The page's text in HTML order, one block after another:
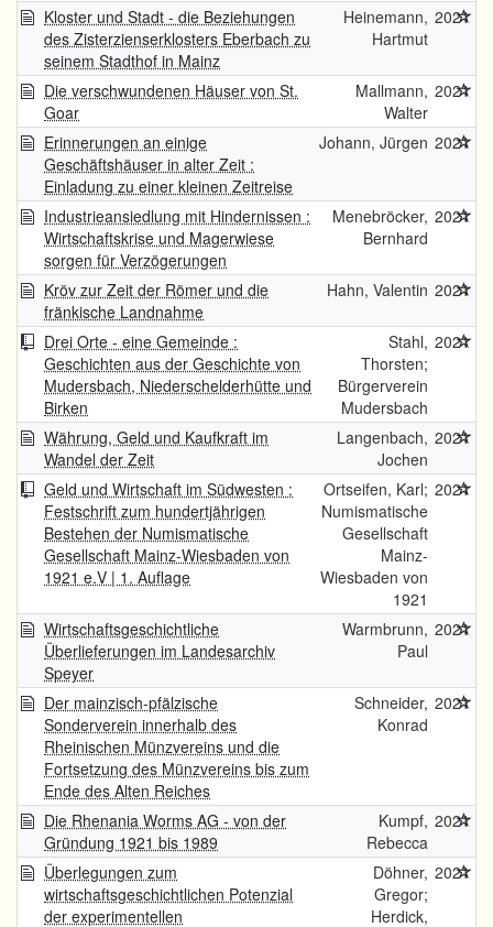
Kloster und Stadt - die Beziehungen
des Zisterzienserklosters Eberbach zu
seinem Stadthof in Mainz
Heinemann,
Hartmut
2021
Die verschwundenen Häuser von St.
Goar
Mallmann,
Walter
2021
Erinnerungen an einige
Geschäftshäuser in alter Zeit :
Einladung zu einer kleinen Zeitreise
Johann, Jürgen 2021
Industrieansiedlung mit Hindernissen :
Wirtschaftskrise und Magerwiese
sorgen für Verzögerungen
Menebröcker,
Bernhard
2021
Kröv zur Zeit der Römer und die
fränkische Landnahme
Hahn, Valentin 2021
Drei Orte - eine Gemeinde :
Geschichten aus der Geschichte von
Mudersbach, Niederschelderhütte und
Birken
Stahl,
Thorsten;
Bürgerverein
Mudersbach
2021
Währung, Geld und Kaufkraft im
Wandel der Zeit
Langenbach,
Jochen
2021
Geld und Wirtschaft im Südwesten :
Festschrift zum hundertjährigen
Bestehen der Numismatische
Gesellschaft Mainz-Wiesbaden von
1921 e.V | 1. Auflage
Ortseifen, Karl;
Numismatische
Gesellschaft
Mainz-
Wiesbaden von
1921
2021
Wirtschaftsgeschichtliche
Überlieferungen im Landesarchiv
Speyer
Warmbrunn,
Paul
2021
Der mainzisch-pfälzische
Sonderverein innerhalb des
Rheinischen Münzvereins und die
Fortsetzung des Münzvereins bis zum
Ende des Alten Reiches
Schneider,
Konrad
2021
Die Rhenania Worms AG - von der
Gründung 1921 bis 1989
Kumpf,
Rebecca
2021
Überlegungen zum
wirtschaftsgeschichtlichen Potenzial
der experimentellen
Döhner,
Gregor;
Herdick,
2021